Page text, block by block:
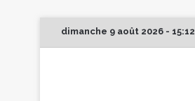
dimanche 9 août 2026 - 15:12